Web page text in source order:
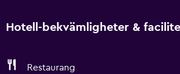
Hotell-bekvämligheter &
Restaurang